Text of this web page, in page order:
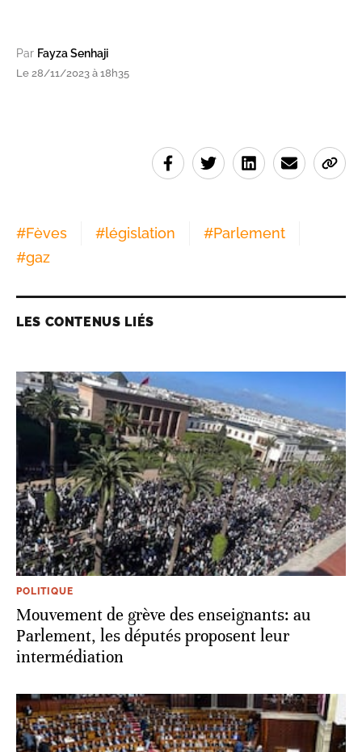
Par Fayza Senhaji
Le 28/11/2023 à 18h35
#Fèves #législation #Parlement
#gaz
LES CONTENUS LIÉS
POLITIQUE
Mouvement de grève des enseignants: au
Parlement, les députés proposent leur
intermédiation